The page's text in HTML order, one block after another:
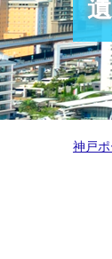
神戸